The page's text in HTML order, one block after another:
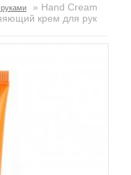
» Hand Cream
крем для рук